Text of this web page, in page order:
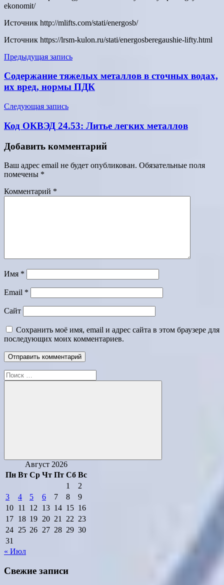
ekonomit/
Источник http://mlifts.com/stati/energosb/
Источник https://lrsm-kulon.ru/stati/energosberegaushie-lifty.html
Навигация
по
записям
Предыдущая запись
Содержание тяжелых металлов в сточных водах,
их вред, нормы ПДК
Следующая запись
Код ОКВЭД 24.53: Литье легких металлов
Добавить комментарий
Ваш адрес email не будет опубликован. Обязательные поля
помечены *
Комментарий *
Имя *
Email *
Сайт
Сохранить моё имя, email и адрес сайта в этом браузере для
последующих моих комментариев.
Поиск
для:
Поиск
Август 2026
Пн Вт Ср Чт Пт Сб Вс
1
2
3
4 5 6 7 8
9
10 11 12 13 14 15 16
17 18 19 20 21 22 23
24 25 26 27 28 29 30
31
« Июл
Свежие записи